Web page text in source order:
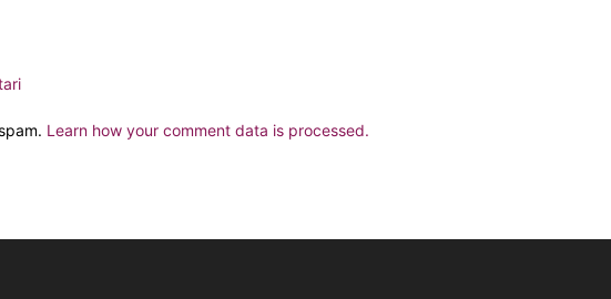
Learn how your comment data is processed.